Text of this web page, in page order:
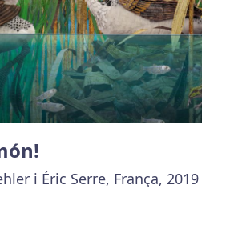
i Éric Serre, França, 2019